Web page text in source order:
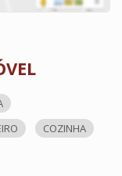
COZINHA